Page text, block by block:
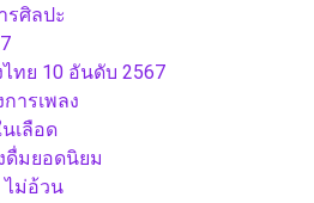
รศิลปะ
ทย 10 อันดับ 2567
ารเพลง
เลือด
ดื่มยอดนิยม
ไม่อ้วน